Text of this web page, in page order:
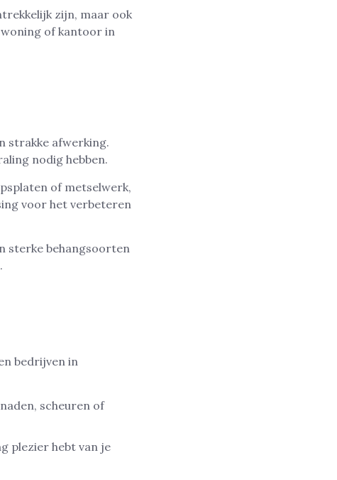
zijn, maar ook
woning of kantoor in
strakke afwerking.
nodig hebben.
of metselwerk,
voor het verbeteren
sterke behangsoorten
bedrijven in
scheuren of
plezier hebt van je